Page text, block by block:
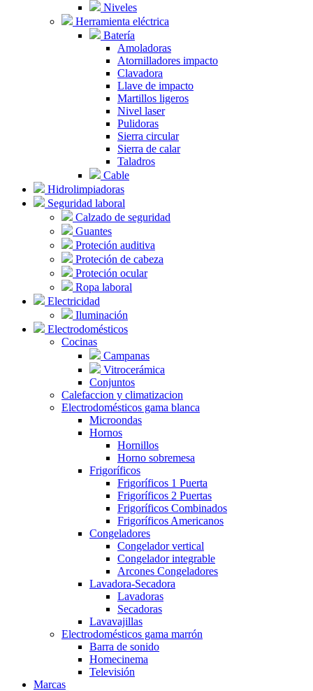
Niveles
Herramienta eléctrica
Batería
Amoladoras
Atornilladores impacto
Clavadora
Llave de impacto
Martillos ligeros
Nivel laser
Pulidoras
Sierra circular
Sierra de calar
Taladros
Cable
Hidrolimpiadoras
Seguridad laboral
Calzado de seguridad
Guantes
Proteción auditiva
Proteción de cabeza
Proteción ocular
Ropa laboral
Electricidad
Iluminación
Electrodomésticos
Cocinas
Campanas
Vitrocerámica
Conjuntos
Calefaccion y climatizacion
Electrodomésticos gama blanca
Microondas
Hornos
Hornillos
Horno sobremesa
Frigoríficos
Frigoríficos 1 Puerta
Frigoríficos 2 Puertas
Frigoríficos Combinados
Frigoríficos Americanos
Congeladores
Congelador vertical
Congelador integrable
Arcones Congeladores
Lavadora-Secadora
Lavadoras
Secadoras
Lavavajillas
Electrodomésticos gama marrón
Barra de sonido
Homecinema
Televisión
Marcas